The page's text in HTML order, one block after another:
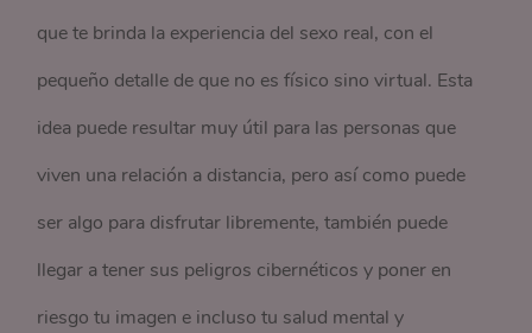
que te brinda la experiencia del sexo real, con el
pequeño detalle de que no es físico sino virtual. Esta
idea puede resultar muy útil para las personas que
viven una relación a distancia, pero así como puede
ser algo para disfrutar libremente, también puede
llegar a tener sus peligros cibernéticos y poner en
riesgo tu imagen e incluso tu salud mental y